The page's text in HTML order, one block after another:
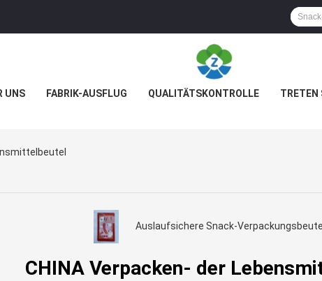
UNS FABRIK-AUSFLUG QUALITÄTSKONTROLLE TRETEN
Auslaufsichere Snack-Verpackungsbeutel
CHINA Verpacken- der